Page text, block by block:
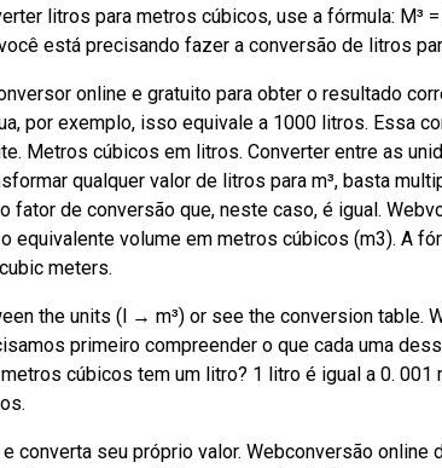
litros para metros cúbicos, use a fórmula:
está precisando fazer a conversão de litros
online e gratuito para obter o resultado
por exemplo, isso equivale a 1000 litros. Essa
Metros cúbicos em litros. Converter entre as
qualquer valor de litros para m³, basta
fator de conversão que, neste caso, é igual.
equivalente volume em metros cúbicos (m3). A
meters.
the units (l → m³) or see the conversion table.
primeiro compreender o que cada uma
cúbicos tem um litro? 1 litro é igual a 0.
converta seu próprio valor. Webconversão